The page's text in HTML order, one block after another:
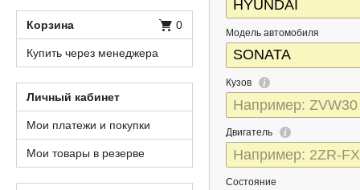
Модель автомобиля
Кузов
Двигатель
Состояние
Корзина 0
Купить через менеджера
Личный кабинет
Мои платежи и покупки
Мои товары в резерве